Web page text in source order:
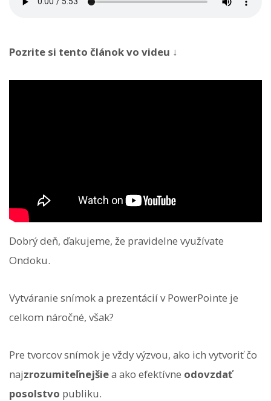
Pozrite si tento článok vo videu ↓
Dobrý deň, ďakujeme, že pravidelne využívate
Ondoku.
Vytváranie snímok a prezentácií v PowerPointe je
celkom náročné, však?
Pre tvorcov snímok je vždy výzvou, ako ich vytvoriť čo
najzrozumiteľnejšiea ako efektívne odovzdať
posolstvo publiku.